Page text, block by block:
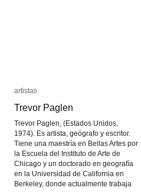
artistas
Trevor Paglen
Trevor Paglen, (Estados Unidos,
1974). Es artista, geógrafo y escritor.
Tiene una maestría en Bellas Artes por
la Escuela del Instituto de Arte de
Chicago y un doctorado en geografía
en la Universidad de California en
Berkeley, donde actualmente trabaja
artistas
Trevor Paglen